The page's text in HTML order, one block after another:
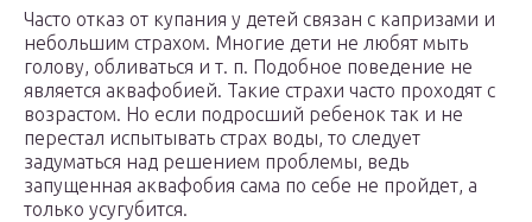
Часто отказ от купания у детей связан с капризами и
небольшим страхом. Многие дети не любят мыть
голову, обливаться и т. п. Подобное поведение не
является аквафобией. Такие страхи часто проходят с
возрастом. Но если подросший ребенок так и не
перестал испытывать страх воды, то следует
задуматься над решением проблемы, ведь
запущенная аквафобия сама по себе не пройдет, а
только усугубится.